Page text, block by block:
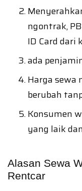
ngontrak,
ID Card dari
ada
Harga sewa
berubah
Konsumen
yang laik
Alasan Sewa
Rentcar